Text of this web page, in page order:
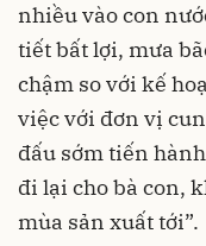
nhiều vào con
tiết bất lợi, mưa
chậm so với kế
việc với đơn vị
đấu sớm tiến
đi lại cho bà con,
mùa sản xuất tới”.